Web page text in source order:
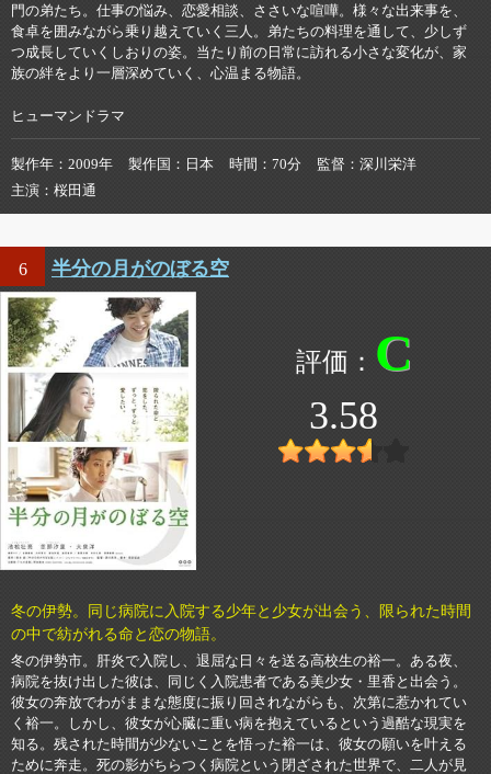
門の弟たち。仕事の悩み、恋愛相談、ささいな喧嘩。様々な出来事を、
食卓を囲みながら乗り越えていく三人。弟たちの料理を通して、少しず
つ成長していくしおりの姿。当たり前の日常に訪れる小さな変化が、家
族の絆をより一層深めていく、心温まる物語。
ヒューマンドラマ
製作年 2009年 製作国 日本 時間 70分 監督
深川栄洋
主演
桜田通
6 半分の月がのぼる空
C
3.58
冬の伊勢。同じ病院に入院する少年と少女が出会う、限られた時間
の中で紡がれる命と恋の物語。
冬の伊勢市。肝炎で入院し、退屈な日々を送る高校生の裕一。ある夜、
病院を抜け出した彼は、同じく入院患者である美少女・里香と出会う。
彼女の奔放でわがままな態度に振り回されながらも、次第に惹かれてい
く裕一。しかし、彼女が心臓に重い病を抱えているという過酷な現実を
知る。残された時間が少ないことを悟った裕一は、彼女の願いを叶える
ために奔走。死の影がちらつく病院という閉ざされた世界で、二人が見